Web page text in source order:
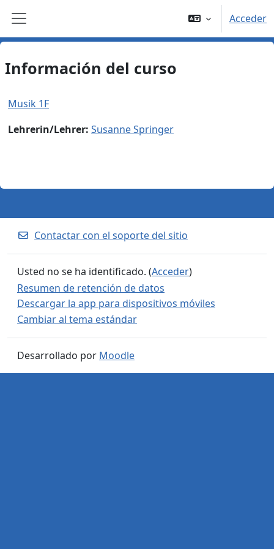
Panel lateral
Acceder
Información del curso
Musik 1F
Lehrerin/Lehrer: Susanne Springer
Contactar con el soporte del sitio
Usted no se ha identificado. (Acceder)
Resumen de retención de datos
Descargar la app para dispositivos móviles
Cambiar al tema estándar
Desarrollado por Moodle